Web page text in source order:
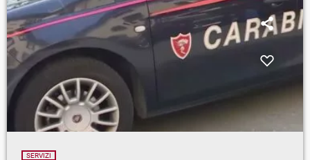
SERVIZI